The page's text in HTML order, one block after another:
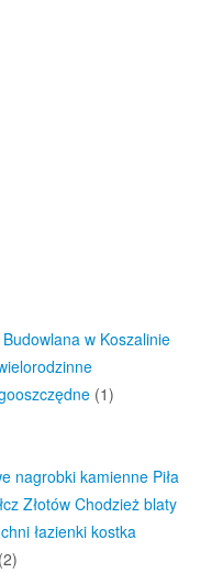
w Koszalinie
(1)
nagrobki kamienne Piła
Złotów Chodzież blaty
łazienki kostka
(2)